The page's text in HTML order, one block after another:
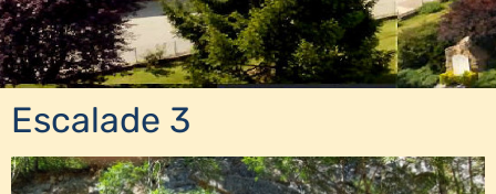
Escalade 3